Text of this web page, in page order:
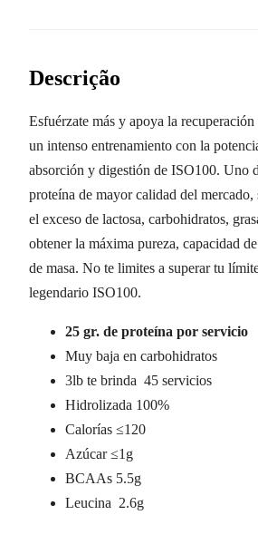
Descrição
Esfuérzate más y apoya la
un intenso entrenamiento con la
absorción y digestión de ISO100. Uno
proteína de mayor calidad del
el exceso de lactosa, carbohidratos,
obtener la máxima pureza, capacidad
de masa. No te limites a superar tu
legendario ISO100.
25 gr. de proteína por servicio
Muy baja en carbohidratos
3lb te brinda 45 servicios
Hidrolizada 100%
Calorías ≤120
Azúcar ≤1g
BCAAs 5.5g
Leucina 2.6g